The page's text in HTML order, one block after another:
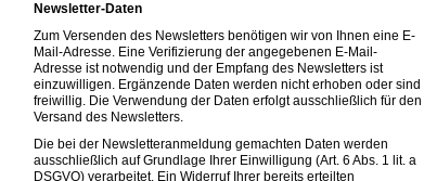
Newsletter-Daten
Zum Versenden des Newsletters benötigen wir von Ihnen eine E-
Mail-Adresse. Eine Verifizierung der angegebenen E-Mail-
Adresse ist notwendig und der Empfang des Newsletters ist
einzuwilligen. Ergänzende Daten werden nicht erhoben oder sind
freiwillig. Die Verwendung der Daten erfolgt ausschließlich für den
Versand des Newsletters.
Die bei der Newsletteranmeldung gemachten Daten werden
ausschließlich auf Grundlage Ihrer Einwilligung (Art. 6 Abs. 1 lit. a
DSGVO) verarbeitet. Ein Widerruf Ihrer bereits erteilten